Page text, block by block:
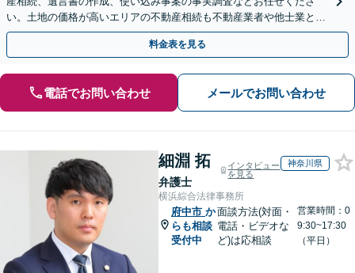
い。土地の価格が高いエリアの不動産相続も不動産業者や他士業と連
携し、適切かつ円滑に対応します【初回相談無料】
料金表を見る
電話でお問い合わせ メールでお問い合わせ
細淵 拓
弁護士
インタビュー
を見る
神奈川県
横浜綜合法律事務所
府中市 か
らも相談
受付中
面談方法(対面・
電話・ビデオな
ど)は応相談
営業時間：0
9:30~17:30
（平日）